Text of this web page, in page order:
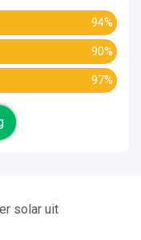
94%
90%
97%
solar uit